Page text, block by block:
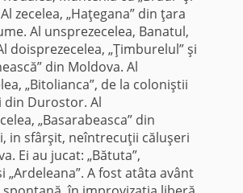
zecelea, „Haţegana” din ţara
Al unspre­zecelea, Banatul,
doisprezecelea, „Ţimburelul” şi
din Moldova. Al
„Bitolianca”, de la coloniştii
din Durostor. Al
„Basarabeasca” din
in sfârşit, neîntrecuţii căluşeri
Ei au jucat: „Bătuta”,
„Ardeleana”. A fost atâta avânt